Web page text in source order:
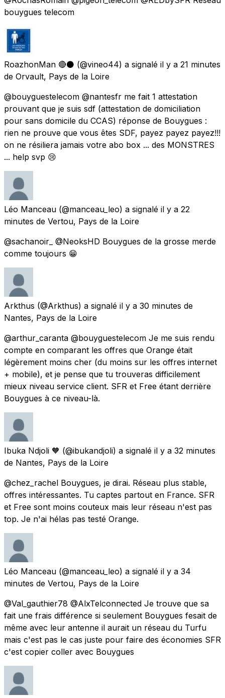
bouygues telecom
RoazhonMan 🔴⚫️ (@vineo44) a signalé il y a 21 minutes
de Orvault, Pays de la Loire
@bouyguestelecom @nantesfr me fait 1 attestation
prouvant que je suis sdf (attestation de domiciliation
pour sans domicile du CCAS) réponse de Bouygues :
rien ne prouve que vous êtes SDF, payez payez payez!!!
on ne résiliera jamais votre abo box ... des MONSTRES
... help svp 😢
Léo Manceau (@manceau_leo) a signalé il y a 22
minutes de Vertou, Pays de la Loire
@sachanoir_ @NeoksHD Bouygues de la grosse merde
comme toujours 😁
Arkthus (@Arkthus) a signalé il y a 30 minutes de
Nantes, Pays de la Loire
@arthur_caranta @bouyguestelecom Je me suis rendu
compte en comparant les offres que Orange était
légèrement moins cher (du moins sur les offres internet
+ mobile), et je pense que tu trouveras difficilement
mieux niveau service client. SFR et Free étant derrière
Bouygues à ce niveau-là.
Ibuka Ndjoli 🧡 (@ibukandjoli) a signalé il y a 32 minutes
de Nantes, Pays de la Loire
@chez_rachel Bouygues, je dirai. Réseau plus stable,
offres intéressantes. Tu captes partout en France. SFR
et Free sont moins couteux mais leur réseau n'est pas
top. Je n'ai hélas pas testé Orange.
Léo Manceau (@manceau_leo) a signalé il y a 34
minutes de Vertou, Pays de la Loire
@Val_gauthier78 @AlxTelconnected Je trouve que sa
fait une frais différence si seulement Bouygues fesait de
même avec leur antenne il aurait un réseau du Turfu
mais c'est pas le cas juste pour faire des économies SFR
c'est copier coller avec Bouygues